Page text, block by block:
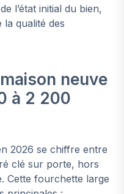
l’état initial du bien,
la qualité des
neuve
à 2 200
2026 se chiffre entre
clé sur porte, hors
Cette fourchette large